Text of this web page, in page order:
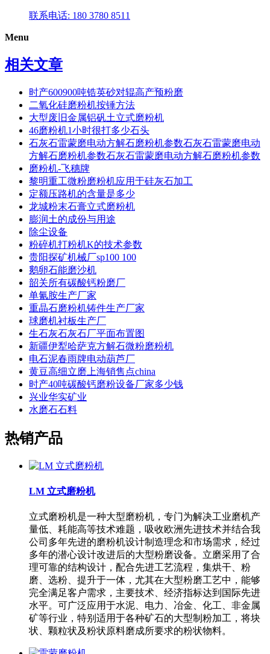
联系电话: 180 3780 8511
Menu
相关文章
时产600900吨锆英砂对辊高产预粉磨
二氧化硅磨粉机按锤方法
大型废旧金属铝矾土立式磨粉机
46磨粉机1小时很打多少石头
石灰石雷蒙磨电动方解石磨粉机参数石灰石雷蒙磨电动
方解石磨粉机参数石灰石雷蒙磨电动方解石磨粉机参数
磨粉机-飞穗牌
黎明重工微粉磨粉机应用于硅灰石加工
定额压路机的含量是多少
龙城粉末石膏立式磨粉机
膨润土的成份与用途
除尘设备
粉碎机打粉机K的技术参数
贵阳探矿机械厂sp100 100
鹅卵石能磨沙机
韶关所有碳酸钙粉磨厂
单氰胺生产厂家
重晶石磨粉机铸件生产厂家
球磨机衬板生产厂
生石灰石灰石厂平面布置图
新疆伊犁哈萨克方解石微粉磨粉机
电石泥春雨牌电动葫芦厂
黄豆高细立磨上海销售点china
时产40吨碳酸钙磨粉设备厂家多少钱
兴业华实矿业
水磨石石料
热销产品
LM 立式磨粉机
立式磨粉机是一种大型磨粉机，专门为解决工业磨机产
量低、耗能高等技术难题，吸收欧洲先进技术并结合我
公司多年先进的磨粉机设计制造理念和市场需求，经过
多年的潜心设计改进后的大型粉磨设备。立磨采用了合
理可靠的结构设计，配合先进工艺流程，集烘干、粉
磨、选粉、提升于一体，尤其在大型粉磨工艺中，能够
完全满足客户需求，主要技术、经济指标达到国际先进
水平。可广泛应用于水泥、电力、冶金、化工、非金属
矿等行业，特别适用于各种矿石的大型制粉加工，将块
状、颗粒状及粉状原料磨成所要求的粉状物料。